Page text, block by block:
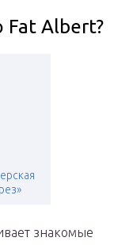
Fat Albert?
знакомые